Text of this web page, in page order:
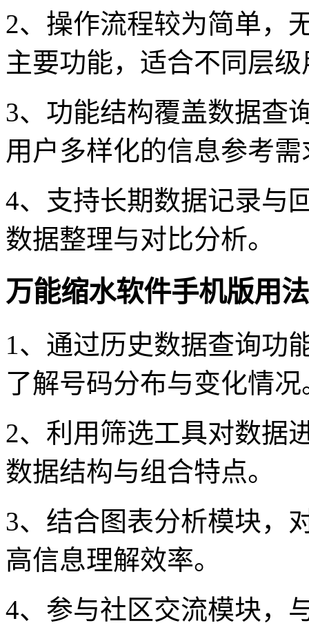
2、操作流程较为简单，
主要功能，适合不同层
3、功能结构覆盖数据查
用户多样化的信息参考需
4、支持长期数据记录与
数据整理与对比分析。
万能缩水软件手机版用法
1、通过历史数据查询功
了解号码分布与变化情况
2、利用筛选工具对数据
数据结构与组合特点。
3、结合图表分析模块，
高信息理解效率。
4、参与社区交流模块，